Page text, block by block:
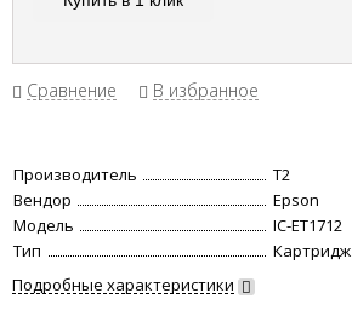
Сравнение В избранное
Производитель
Т2
Вендор
Epson
Модель
IC-ET1712
Тип
Картридж
Подробные характеристики